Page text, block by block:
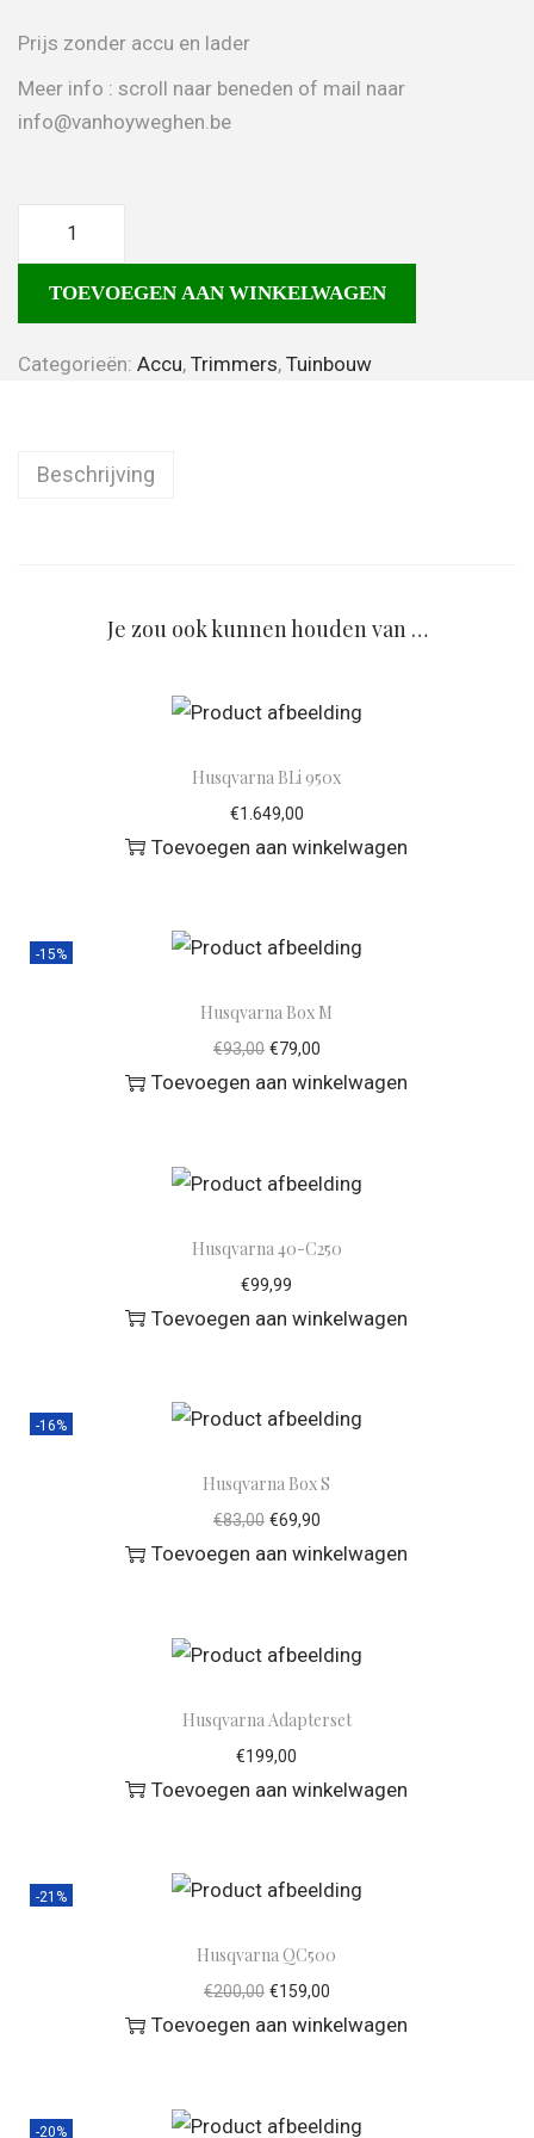
Prijs zonder accu en lader
Meer info : scroll naar beneden of mail naar
info@vanhoyweghen.be
TOEVOEGEN AAN WINKELWAGEN
Categorieën: Accu, Trimmers, Tuinbouw
Beschrijving
Je zou ook kunnen houden van …
Husqvarna BLi 950x
€1.649,00
Toevoegen aan winkelwagen
-15%
Husqvarna Box M
€93,00 €79,00
Toevoegen aan winkelwagen
Husqvarna 40-C250
€99,99
Toevoegen aan winkelwagen
-16%
Husqvarna Box S
€83,00 €69,90
Toevoegen aan winkelwagen
Husqvarna Adapterset
€199,00
Toevoegen aan winkelwagen
-21%
Husqvarna QC500
€200,00 €159,00
Toevoegen aan winkelwagen
-20%